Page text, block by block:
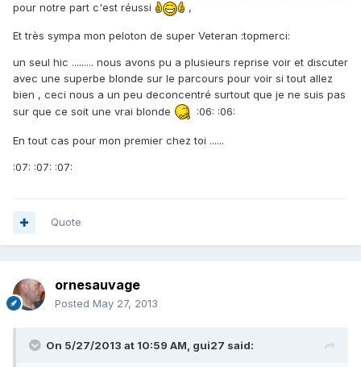
pour notre part c'est réussi
,
Et très sympa mon peloton de super Veteran :topmerci:
un seul hic ......... nous avons pu a plusieurs reprise voir et discuter
avec une superbe blonde sur le parcours pour voir si tout allez
bien , ceci nous a un peu deconcentré surtout que je ne suis pas
sur que ce soit une vrai blonde
:06: :06:
En tout cas pour mon premier chez toi ......
:07: :07: :07:
Quote
ornesauvage
Posted May 27, 2013
On 5/27/2013 at 10:59 AM, gui27 said: